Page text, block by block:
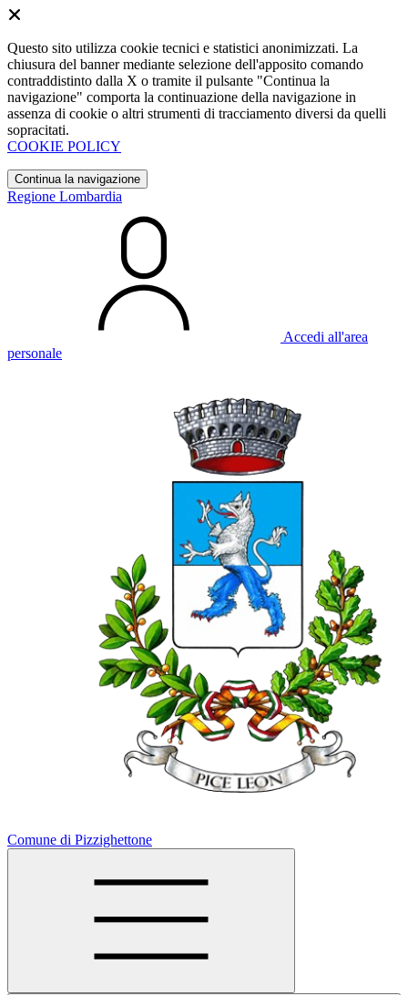
Questo sito utilizza cookie tecnici e statistici anonimizzati. La
chiusura del banner mediante selezione dell'apposito comando
contraddistinto dalla X o tramite il pulsante "Continua la
navigazione" comporta la continuazione della navigazione in
assenza di cookie o altri strumenti di tracciamento diversi da quelli
sopracitati.
COOKIE POLICY
Continua la navigazione
Regione Lombardia
Accedi all'area
personale
Comune di Pizzighettone